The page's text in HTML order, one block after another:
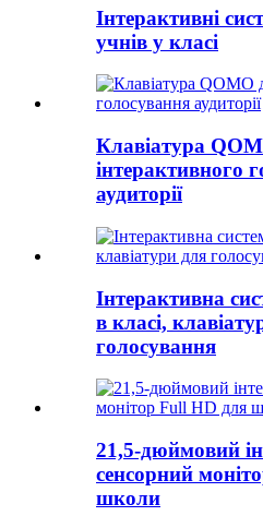
Інтерактивні
учнів у класі
Клавіатура
інтерактивного
аудиторії
Інтерактивна
в класі,
голосування
21,5-дюймовий
сенсорний
школи